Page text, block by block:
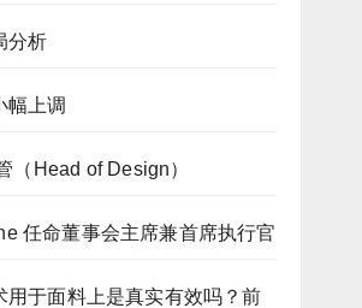
分析
幅上调
（Head of Design）
任命董事会主席兼首席执行官
用于面料上是真实有效吗？前